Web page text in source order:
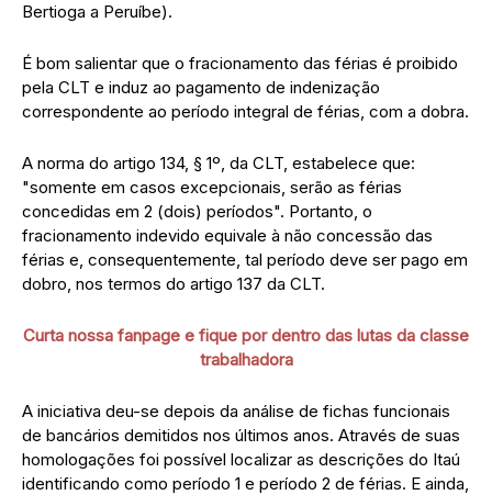
Bertioga a Peruíbe).
É bom salientar que o fracionamento das férias é proibido
pela CLT e induz ao pagamento de indenização
correspondente ao período integral de férias, com a dobra.
A norma do artigo 134, § 1º, da CLT, estabelece que:
"somente em casos excepcionais, serão as férias
concedidas em 2 (dois) períodos". Portanto, o
fracionamento indevido equivale à não concessão das
férias e, consequentemente, tal período deve ser pago em
dobro, nos termos do artigo 137 da CLT.
Curta nossa fanpage e fique por dentro das lutas da classe
trabalhadora
A iniciativa deu-se depois da análise de fichas funcionais
de bancários demitidos nos últimos anos. Através de suas
homologações foi possível localizar as descrições do Itaú
identificando como período 1 e período 2 de férias. E ainda,